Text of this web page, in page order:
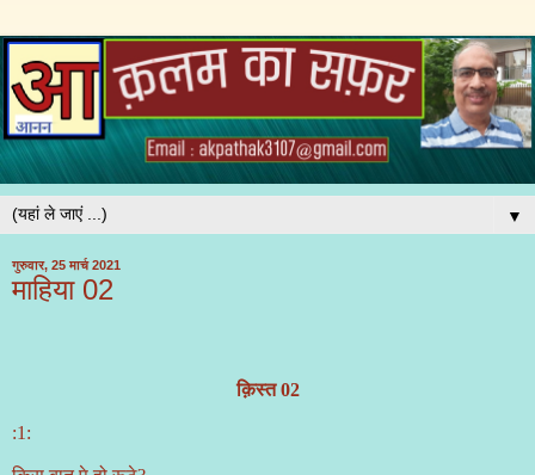
▼
गुरुवार, 25 मार्च 2021
माहिया 02
क़िस्त 02
:1: